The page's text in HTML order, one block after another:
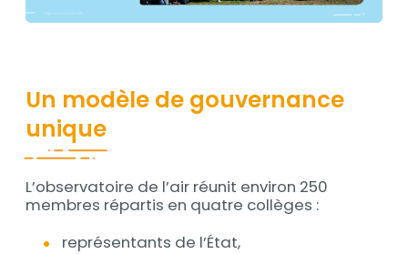
Un modèle de gouvernance
unique
Contenu
L’observatoire de l’air réunit environ 250
membres répartis en quatre collèges :
représentants de l’État,